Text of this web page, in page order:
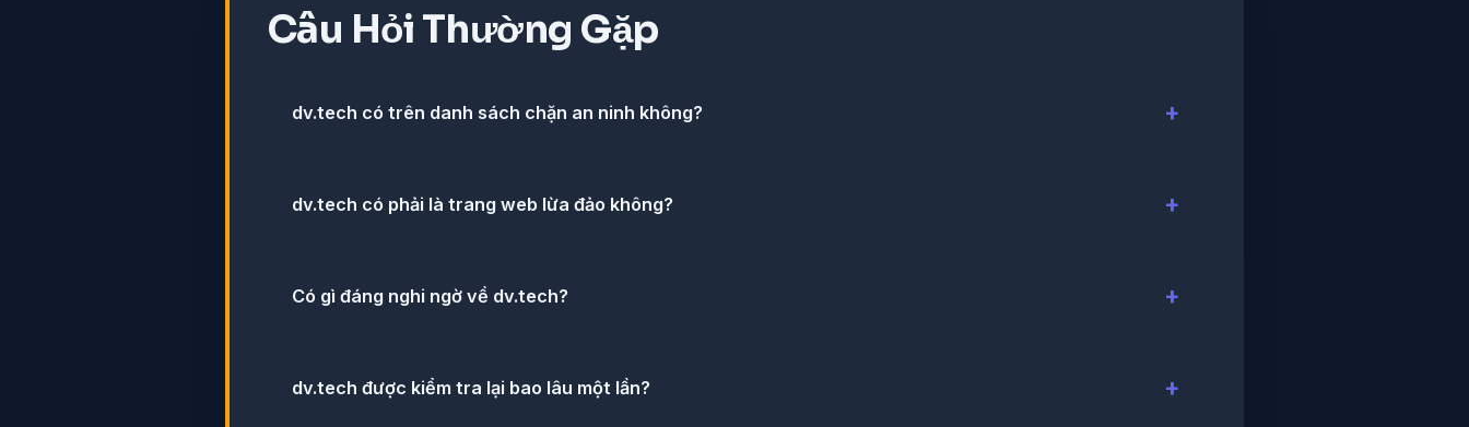
Câu Hỏi Thường Gặp
dv.tech có trên danh sách chặn an ninh không?
dv.tech có phải là trang web lừa đảo không?
Có gì đáng nghi ngờ về dv.tech?
dv.tech được kiểm tra lại bao lâu một lần?